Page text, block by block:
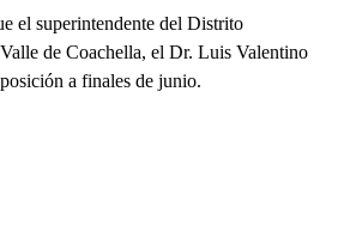
el superintendente del Distrito
de Coachella, el Dr. Luis Valentino
a finales de junio.